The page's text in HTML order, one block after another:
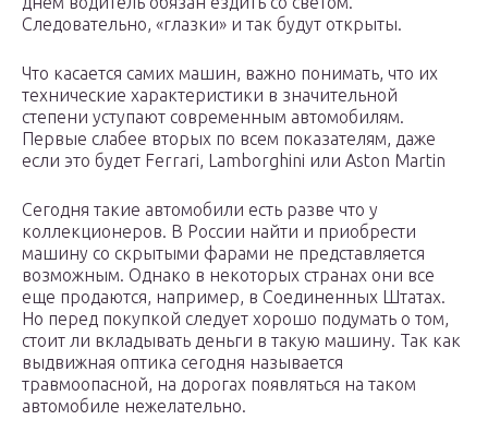
Следовательно, «глазки» и так будут открыты.
Что касается самих машин, важно понимать, что их
технические характеристики в значительной
степени уступают современным автомобилям.
Первые слабее вторых по всем показателям, даже
если это будет Ferrari, Lamborghini или Aston Martin
Сегодня такие автомобили есть разве что у
коллекционеров. В России найти и приобрести
машину со скрытыми фарами не представляется
возможным. Однако в некоторых странах они все
еще продаются, например, в Соединенных Штатах.
Но перед покупкой следует хорошо подумать о том,
стоит ли вкладывать деньги в такую машину. Так как
выдвижная оптика сегодня называется
травмоопасной, на дорогах появляться на таком
автомобиле нежелательно.